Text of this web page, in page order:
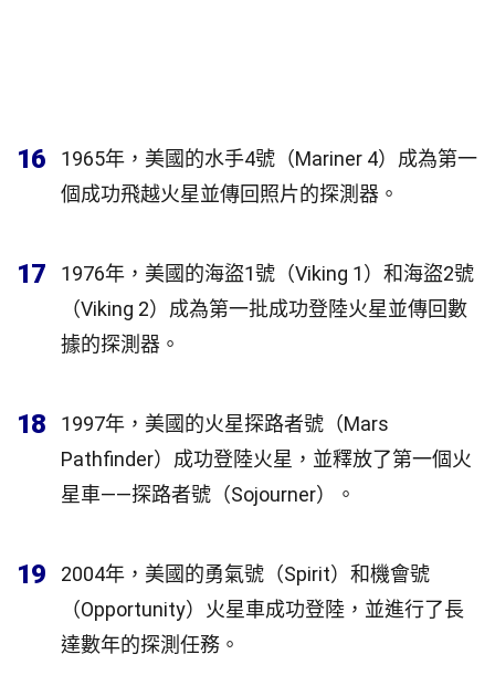
16
1965年，美國的水手4號（Mariner 4）成為第一
個成功飛越火星並傳回照片的探測器。
17
1976年，美國的海盜1號（Viking 1）和海盜2號
（Viking 2）成為第一批成功登陸火星並傳回數
據的探測器。
18
1997年，美國的火星探路者號（Mars
Pathfinder）成功登陸火星，並釋放了第一個火
星車——探路者號（Sojourner）。
19
2004年，美國的勇氣號（Spirit）和機會號
（Opportunity）火星車成功登陸，並進行了長
達數年的探測任務。